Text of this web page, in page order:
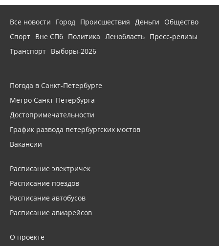
Все новости Город Происшествия Деньги
Общество
Спорт Вне СПб Политика Ленобласть Пресс-релизы
Транспорт Выборы-2026
Погода в Санкт-Петербурге
Метро Санкт-Петербурга
Достопримечательности
График развода петербургских мостов
Вакансии
Расписание электричек
Расписание поездов
Расписание автобусов
Расписание авиарейсов
О проекте